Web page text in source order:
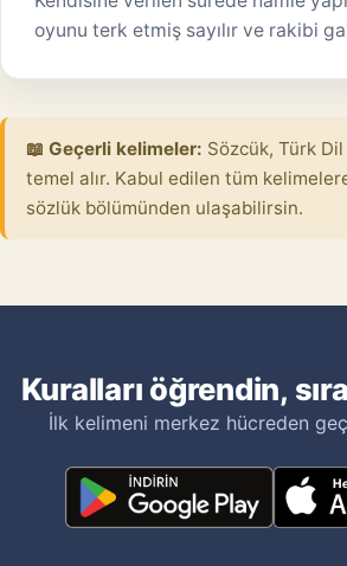
oyunu terk etmiş sayılır ve rakibi
📖 Geçerli kelimeler: Sözcük, Türk
temel alır. Kabul edilen tüm
sözlük bölümünden ulaşabilirsin.
Kuralları öğrendin,
İlk kelimeni merkez hücreden